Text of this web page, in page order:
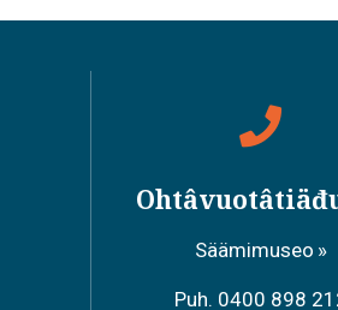
Säämimuseo
Puh. 0400 898